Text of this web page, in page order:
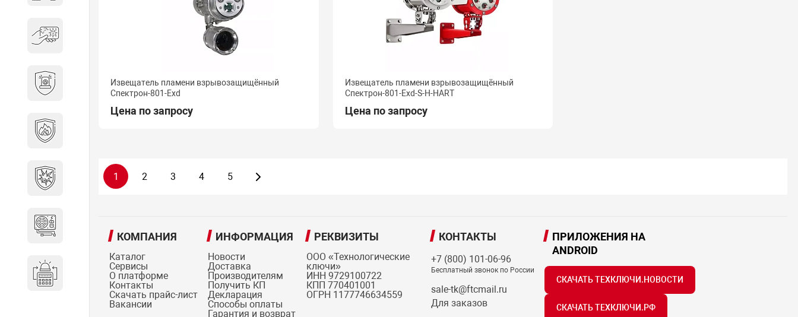
сигнализации
Взрывозащищенное
оборудование
Системы оповещения
Извещатель пламени взрывозащищённый
Спектрон-801-Exd
Цена по запросу
Извещатель пламени взрывозащищённый
Спектрон-801-Exd-S-H-HART
Цена по запросу
1 2 3 4 5
КОМПАНИЯ
Каталог
Сервисы
О платформе
Контакты
Скачать прайс-лист
Вакансии
ИНФОРМАЦИЯ
Новости
Доставка
Производителям
Получить КП
Декларация
Способы оплаты
Гарантия и возврат
РЕКВИЗИТЫ
ООО «Технологические
ключи»
ИНН 9729100722
КПП 770401001
ОГРН 1177746634559
КОНТАКТЫ
+7 (800) 101-06-96
Бесплатный звонок по России
sale-tk@ftcmail.ru
Для заказов
ПРИЛОЖЕНИЯ НА
ANDROID
СКАЧАТЬ ТЕХКЛЮЧИ.НОВОСТИ
СКАЧАТЬ ТЕХКЛЮЧИ.РФ